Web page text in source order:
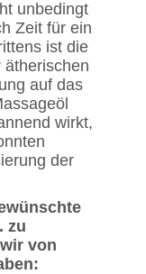
unbedingt
Zeit für ein
ist die
auf das
wirkt,
der
zu
von